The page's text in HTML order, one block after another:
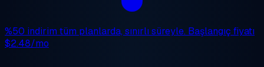
%50 indirim tüm planlarda, sınırlı süreyle. Başlangıç fiyatı
$2.48/mo